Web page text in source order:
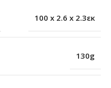
100 x 2.6 x 2.3εκ
130g